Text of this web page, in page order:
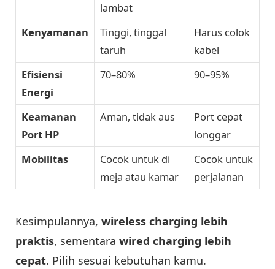
lambat
Kenyamanan
Tinggi, tinggal
taruh
Harus colok
kabel
Efisiensi
Energi
70–80% 90–95%
Keamanan
Port HP
Aman, tidak aus
Port cepat
longgar
Mobilitas
Cocok untuk di
meja atau kamar
Cocok untuk
perjalanan
Kesimpulannya, wireless charging lebih
praktis, sementara wired charging lebih
cepat. Pilih sesuai kebutuhan kamu.